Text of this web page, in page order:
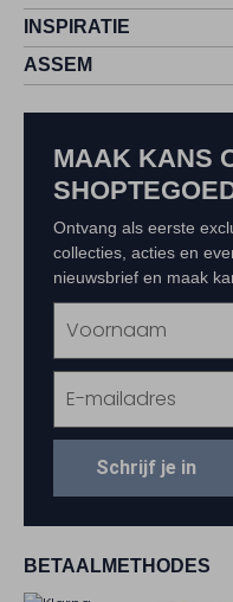
INSPIRATIE
ASSEM
BETAALMETHODES
MAAK KANS
Ontvang als eerste
collecties, acties en
nieuwsbrief en maak
Schrijf je in